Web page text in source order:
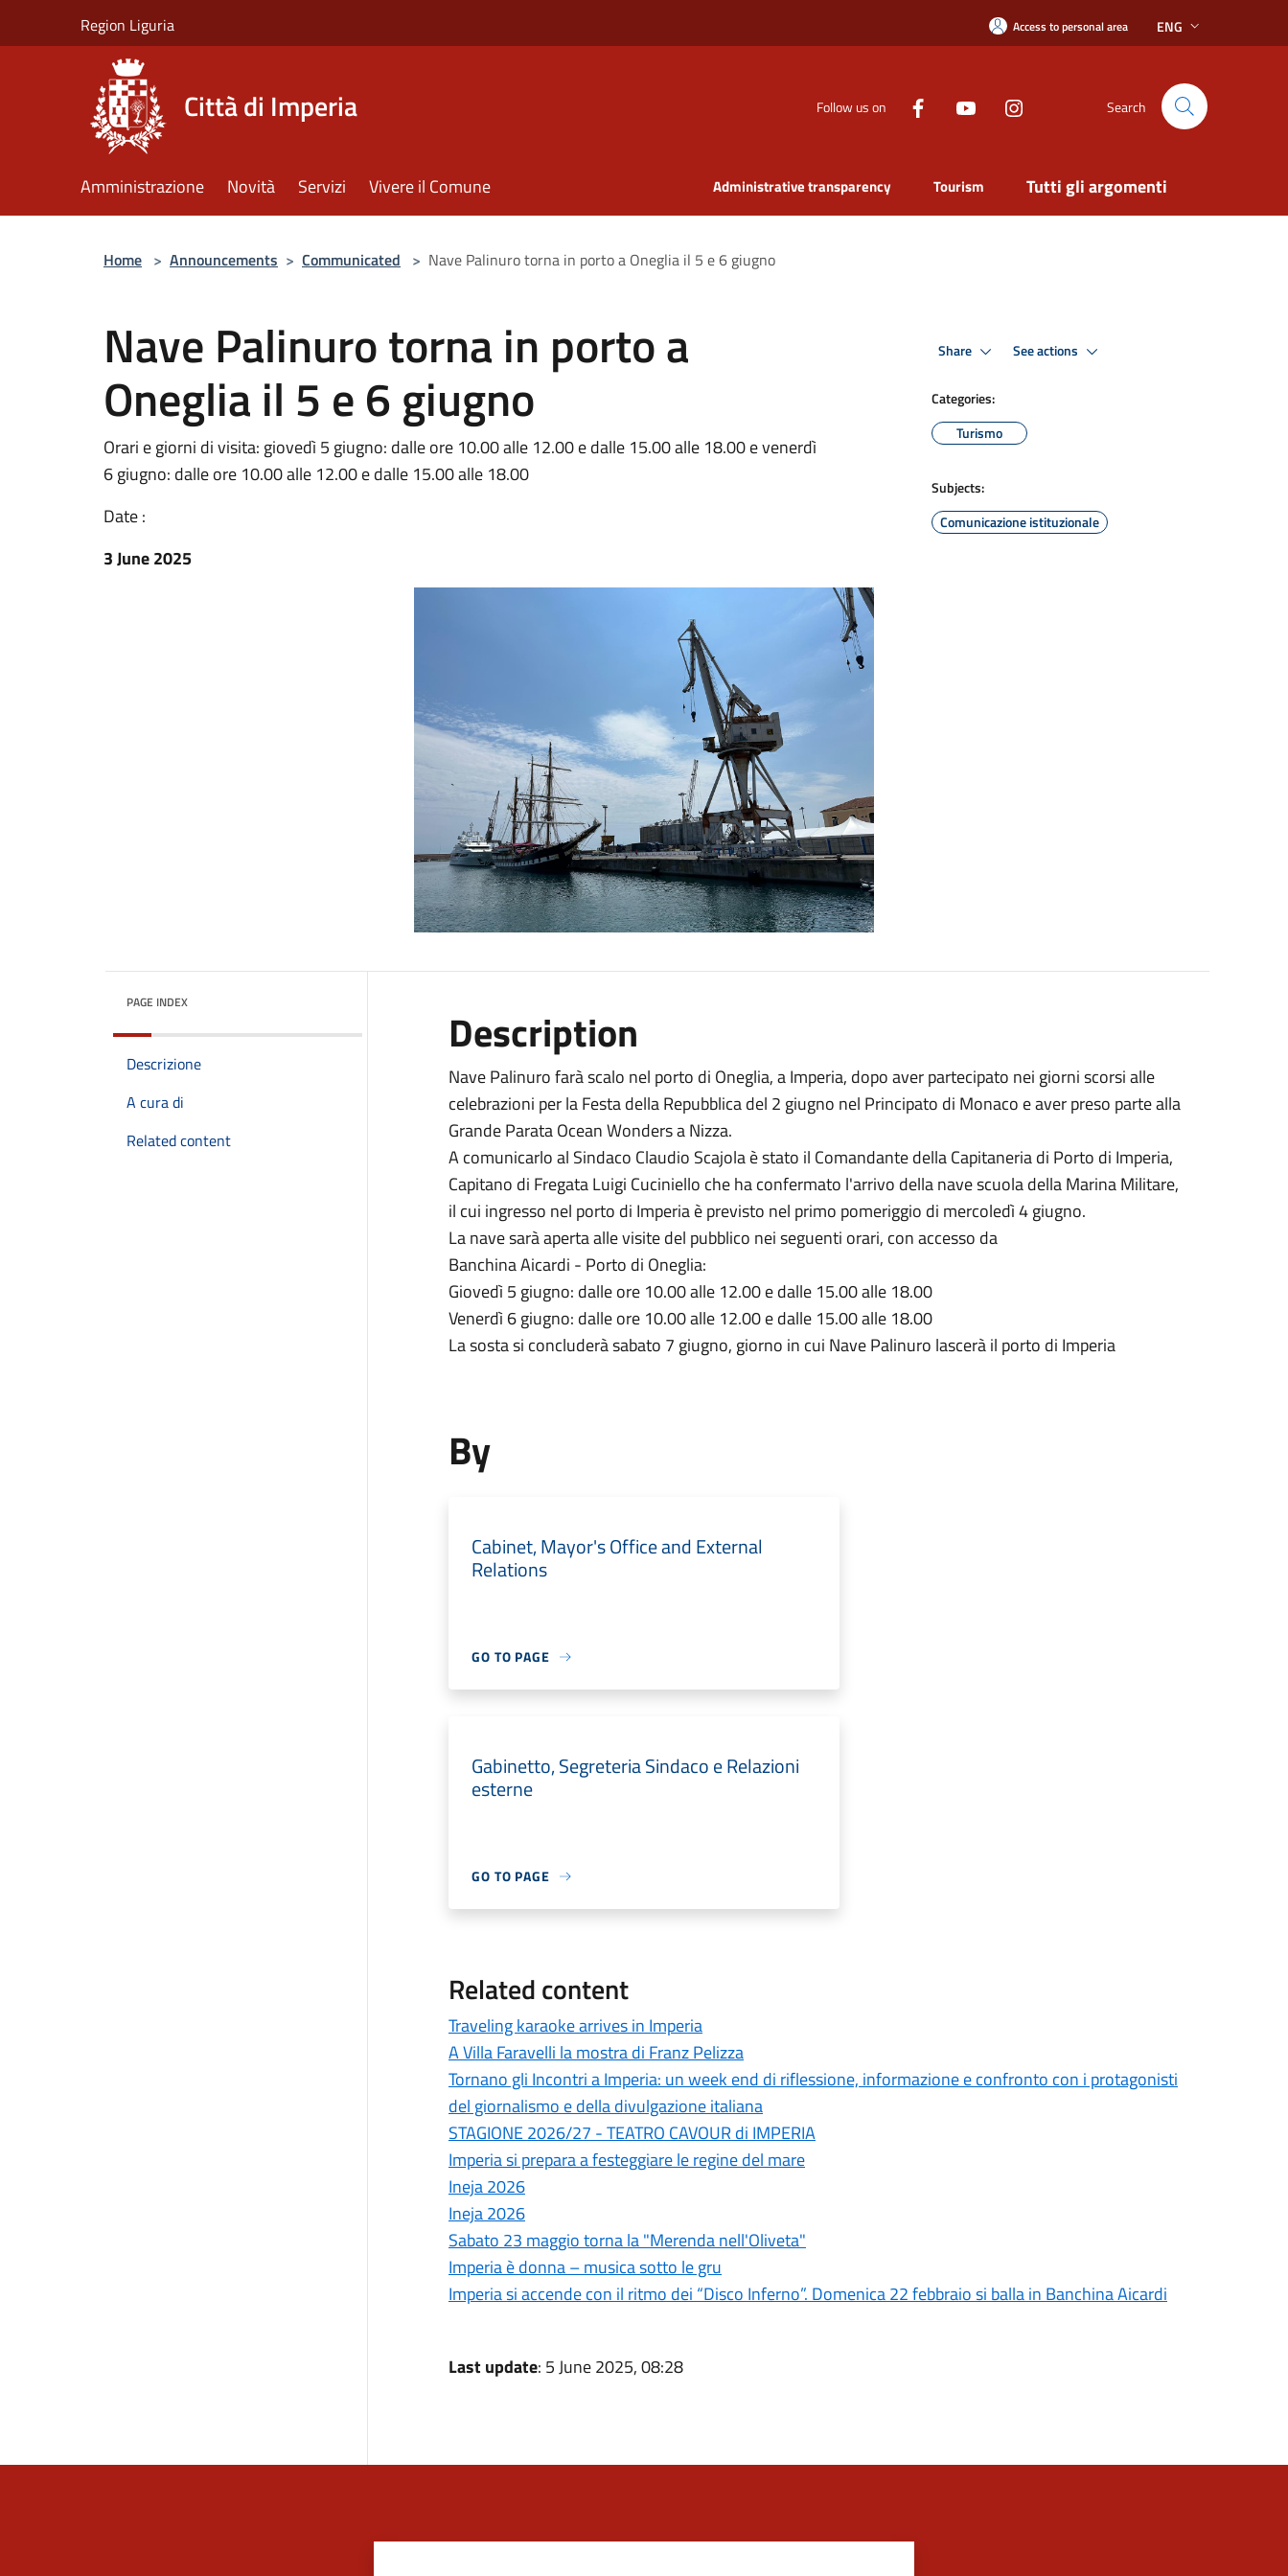
Region Liguria Access to personal area ENG
Città di Imperia Follow us on Search
Amministrazione Novità Servizi Vivere il Comune Administrative transparency Tourism Tutti gli argomenti
Home > Announcements > Communicated > Nave Palinuro torna in porto a Oneglia il 5 e 6 giugno
Nave Palinuro torna in porto a
Oneglia il 5 e 6 giugno
Orari e giorni di visita: giovedì 5 giugno: dalle ore 10.00 alle 12.00 e dalle 15.00 alle 18.00 e venerdì
6 giugno: dalle ore 10.00 alle 12.00 e dalle 15.00 alle 18.00
Date :
3 June 2025
Share See actions
Categories:
Turismo
Subjects:
Comunicazione istituzionale
PAGE INDEX
Descrizione
A cura di
Related content
Description
Nave Palinuro farà scalo nel porto di Oneglia, a Imperia, dopo aver partecipato nei giorni scorsi alle
celebrazioni per la Festa della Repubblica del 2 giugno nel Principato di Monaco e aver preso parte alla
Grande Parata Ocean Wonders a Nizza.
A comunicarlo al Sindaco Claudio Scajola è stato il Comandante della Capitaneria di Porto di Imperia,
Capitano di Fregata Luigi Cuciniello che ha confermato l'arrivo della nave scuola della Marina Militare,
il cui ingresso nel porto di Imperia è previsto nel primo pomeriggio di mercoledì 4 giugno.
La nave sarà aperta alle visite del pubblico nei seguenti orari, con accesso da
Banchina Aicardi - Porto di Oneglia:
Giovedì 5 giugno: dalle ore 10.00 alle 12.00 e dalle 15.00 alle 18.00
Venerdì 6 giugno: dalle ore 10.00 alle 12.00 e dalle 15.00 alle 18.00
La sosta si concluderà sabato 7 giugno, giorno in cui Nave Palinuro lascerà il porto di Imperia
By
Cabinet, Mayor's Office and External
Relations
GO TO PAGE
Gabinetto, Segreteria Sindaco e Relazioni
esterne
GO TO PAGE
Related content
Traveling karaoke arrives in Imperia
A Villa Faravelli la mostra di Franz Pelizza
Tornano gli Incontri a Imperia: un week end di riflessione, informazione e confronto con i protagonisti
del giornalismo e della divulgazione italiana
STAGIONE 2026/27 - TEATRO CAVOUR di IMPERIA
Imperia si prepara a festeggiare le regine del mare
Ineja 2026
Ineja 2026
Sabato 23 maggio torna la "Merenda nell'Oliveta"
Imperia è donna – musica sotto le gru
Imperia si accende con il ritmo dei “Disco Inferno”. Domenica 22 febbraio si balla in Banchina Aicardi
Last update: 5 June 2025, 08:28